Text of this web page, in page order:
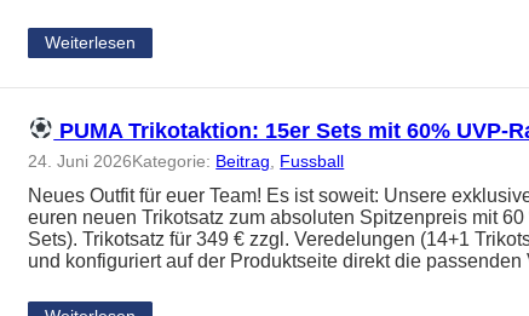
Weiterlesen
PUMA Trikotaktion: 15er Sets mit 60% UVP-
24. Juni 2026Kategorie: Beitrag Fussball
Neues Outfit für euer Team! Es ist soweit: Unsere
euren neuen Trikotsatz zum absoluten Spitzenpreis mit
Sets). Trikotsatz für 349 € zzgl. Veredelungen (14+1
und konfiguriert auf der Produktseite direkt die